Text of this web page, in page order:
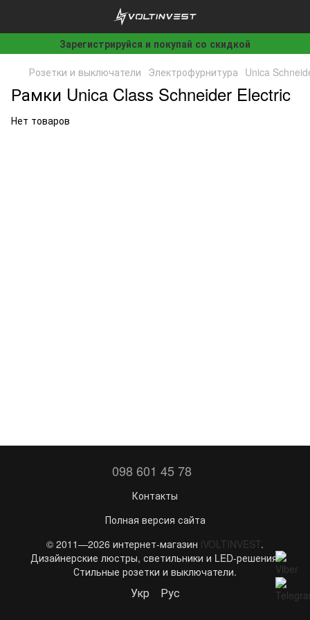
Зарегистрируйся и покупай со скидкой
Розетки и выключатели Электрофурнитура Unica
Рамки Unica Class Schneider Electric
Нет товаров
098 601 45 78
Контакты
Полная версия сайта
© 2011—2026 интернет-магазин iVOLTINVEST.
Дизайнерские люстры, светильники и LED-решения.
Стильные розетки и выключатели.
Укр Рус